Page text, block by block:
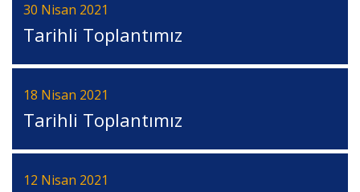
30 Nisan 2021
Tarihli Toplantımız
18 Nisan 2021
Tarihli Toplantımız
12 Nisan 2021